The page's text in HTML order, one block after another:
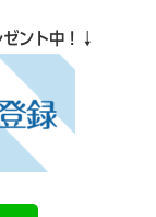
ゼント中！↓